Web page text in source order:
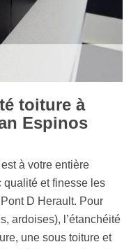
toiture à
Espinos
à votre entière
qualité et finesse les
D Herault. Pour
ardoises), l’étanchéité
une sous toiture et